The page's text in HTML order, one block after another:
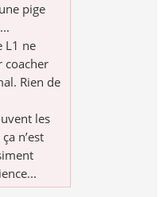
pige
L1 ne
coacher
Rien de
les
n’est